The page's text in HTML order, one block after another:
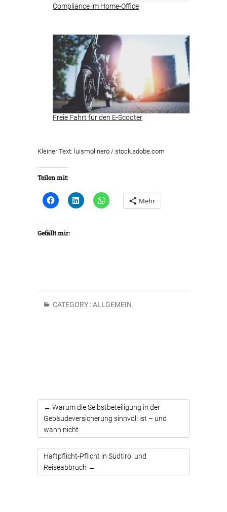
Compliance im Home-Office
Freie Fahrt für den E-Scooter
Kleiner Text: luismolinero / stock.adobe.com
Teilen mit:
Mehr
Gefällt mir:
CATEGORY :ALLGEMEIN
← Warum die Selbstbeteiligung in der
Gebäudeversicherung sinnvoll ist – und
wann nicht
Haftpflicht-Pflicht in Südtirol und
Reiseabbruch →